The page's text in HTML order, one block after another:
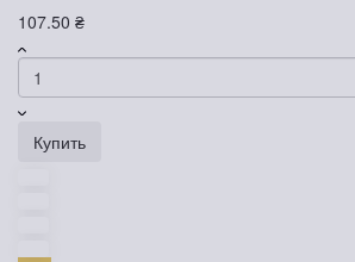
107.50 ₴
Купить